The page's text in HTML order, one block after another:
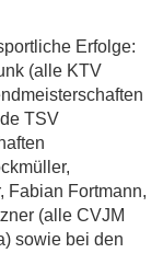
Erfolge:
(alle KTV
TSV
Fabian Fortmann,
(alle CVJM
sowie bei den